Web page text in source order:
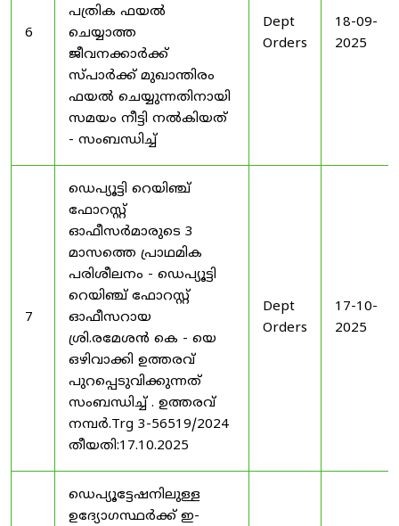
6
പത്രിക ഫയൽ
ചെയ്യാത്ത
ജീവനക്കാർക്ക്
സ്പാർക്ക് മുഖാന്തിരം
ഫയൽ ചെയ്യുന്നതിനായി
സമയം നീട്ടി നൽകിയത്
- സംബന്ധിച്ച്
Dept
Orders
18-09-
2025
7
ഡെപ്യൂട്ടി റെയിഞ്ച്
ഫോറസ്റ്റ്
ഓഫീസർമാരുടെ 3
മാസത്തെ പ്രാഥമിക
പരിശീലനം - ഡെപ്യൂട്ടി
റെയിഞ്ച് ഫോറസ്റ്റ്
ഓഫീസറായ
ശ്രി.രമേശൻ കെ - യെ
ഒഴിവാക്കി ഉത്തരവ്
പുറപ്പെടുവിക്കുന്നത്
സംബന്ധിച്ച് . ഉത്തരവ്
നമ്പർ.Trg 3-56519/2024
തീയതി:17.10.2025
Dept
Orders
17-10-
2025
ഡെപ്യൂട്ടേഷനിലുള്ള
ഉദ്യോഗസ്ഥർക്ക് ഇ-